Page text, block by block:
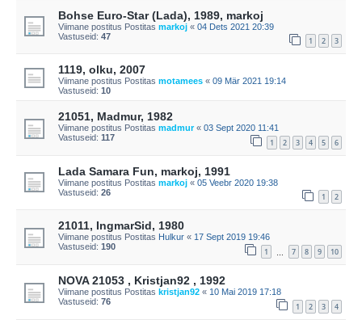
Bohse Euro-Star (Lada), 1989, markoj
Viimane postitus Postitas markoj « 04 Dets 2021 20:39
Vastuseid: 47 1 2 3
1119, olku, 2007
Viimane postitus Postitas motamees « 09 Mär 2021 19:14
Vastuseid: 10
21051, Madmur, 1982
Viimane postitus Postitas madmur« 03 Sept 2020 11:41
Vastuseid: 117 1 2 3 4 5 6
Lada Samara Fun, markoj, 1991
Viimane postitus Postitas markoj « 05 Veebr 2020 19:38
Vastuseid: 26 1 2
21011, IngmarSid, 1980
Viimane postitus Postitas Hulkur « 17 Sept 2019 19:46
Vastuseid: 190 1 7 8 9 10
NOVA 21053 , Kristjan92 , 1992
Viimane postitus Postitas kristjan92 « 10 Mai 2019 17:18
Vastuseid: 76 1 2 3 4